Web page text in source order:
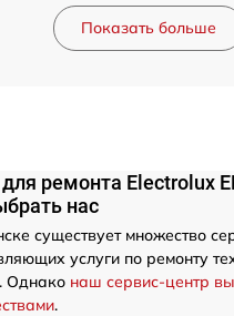
Показать больше
ремонта Electrolux
нас
существует множество
услуги по ремонту
Однако наш сервис-центр
.